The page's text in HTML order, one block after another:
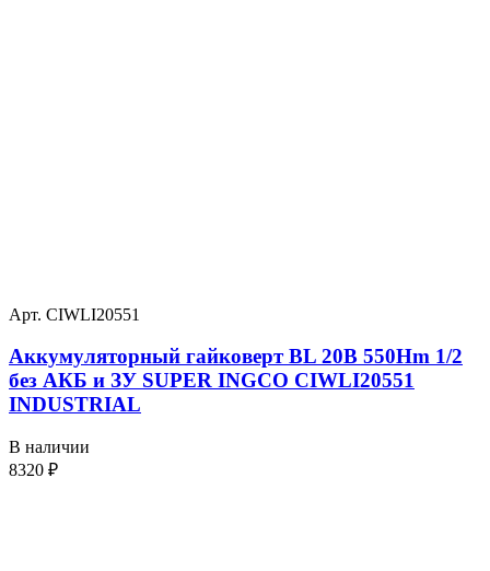
Арт. CIWLI20551
Аккумуляторный гайковерт BL 20В 550Hm 1/2
без АКБ и ЗУ SUPER INGCO CIWLI20551
INDUSTRIAL
В наличии
8320 ₽